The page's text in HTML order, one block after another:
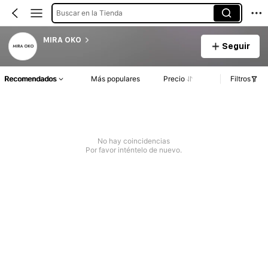
Buscar en la Tienda
MIRA OKO
Seguir
Recomendados Más populares Precio Filtros
No hay coincidencias
Por favor inténtelo de nuevo.